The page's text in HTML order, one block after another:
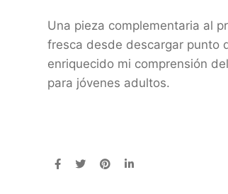
Una pieza complementaria al
fresca desde descargar punto
enriquecido mi comprensión
para jóvenes adultos.